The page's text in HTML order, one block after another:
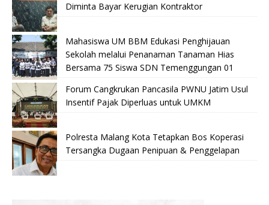
Diminta Bayar Kerugian Kontraktor
Mahasiswa UM BBM Edukasi Penghijauan
Sekolah melalui Penanaman Tanaman Hias
Bersama 75 Siswa SDN Temenggungan 01
Forum Cangkrukan Pancasila PWNU Jatim Usul
Insentif Pajak Diperluas untuk UMKM
Polresta Malang Kota Tetapkan Bos Koperasi
Tersangka Dugaan Penipuan & Penggelapan